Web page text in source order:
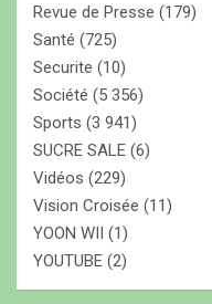
Revue de Presse (179)
Santé (725)
Securite (10)
Société (5 356)
Sports (3 941)
SUCRE SALE (6)
Vidéos (229)
Vision Croisée (11)
YOON WII (1)
YOUTUBE (2)